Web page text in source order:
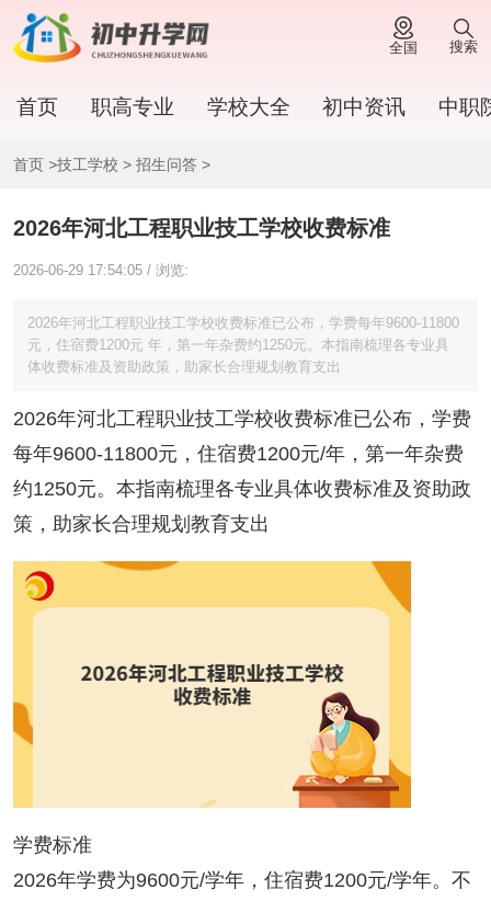
全国 搜索
首页 职高专业 学校大全 初中资讯 中职
首页 >技工学校 > 招生问答>
2026年河北工程职业技工学校收费标准
2026-06-29 17:54:05 / 浏览:
2026年河北工程职业技工学校收费标准已公布，学费每年9600-11800
元，住宿费1200元 年，第一年杂费约1250元。本指南梳理各专业具
体收费标准及资助政策，助家长合理规划教育支出
2026年河北工程职业技工学校收费标准已公布，学费
每年9600-11800元，住宿费1200元/年，第一年杂费
约1250元。本指南梳理各专业具体收费标准及资助政
策，助家长合理规划教育支出
学费标准
2026年学费为9600元/学年，住宿费1200元/学年。不